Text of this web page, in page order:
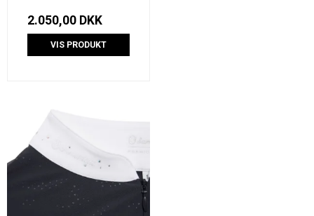
2.050,00 DKK
VIS PRODUKT